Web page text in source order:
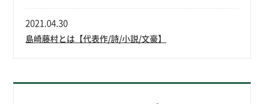
島崎藤村とは【代表作/詩/小説/文豪】
2021.04.30